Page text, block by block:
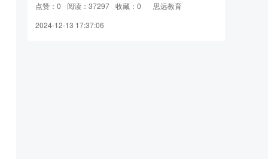
点赞：0 阅读：37297 收藏：0
思远教育
2024-12-13 17:37:06